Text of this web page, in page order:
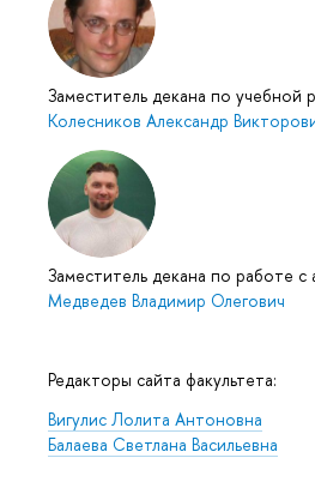
Заместитель декана по учебной
Колесников Александр
Заместитель декана по работе с
Медведев Владимир Олегович
Редакторы сайта факультета:
Вигулис Лолита Антоновна
Балаева Светлана Васильевна